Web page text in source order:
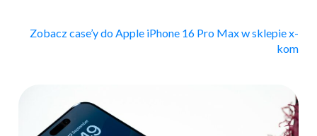
Zobacz case’y do Apple iPhone 16 Pro Max w sklepie x-
kom